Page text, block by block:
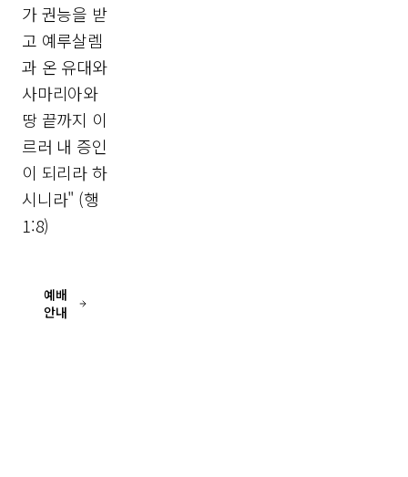
가 권능을 받
고 예루살렘
과 온 유대와
사마리아와
땅 끝까지 이
르러 내 증인
이 되리라 하
시니라" (행
1:8)
예배
안내